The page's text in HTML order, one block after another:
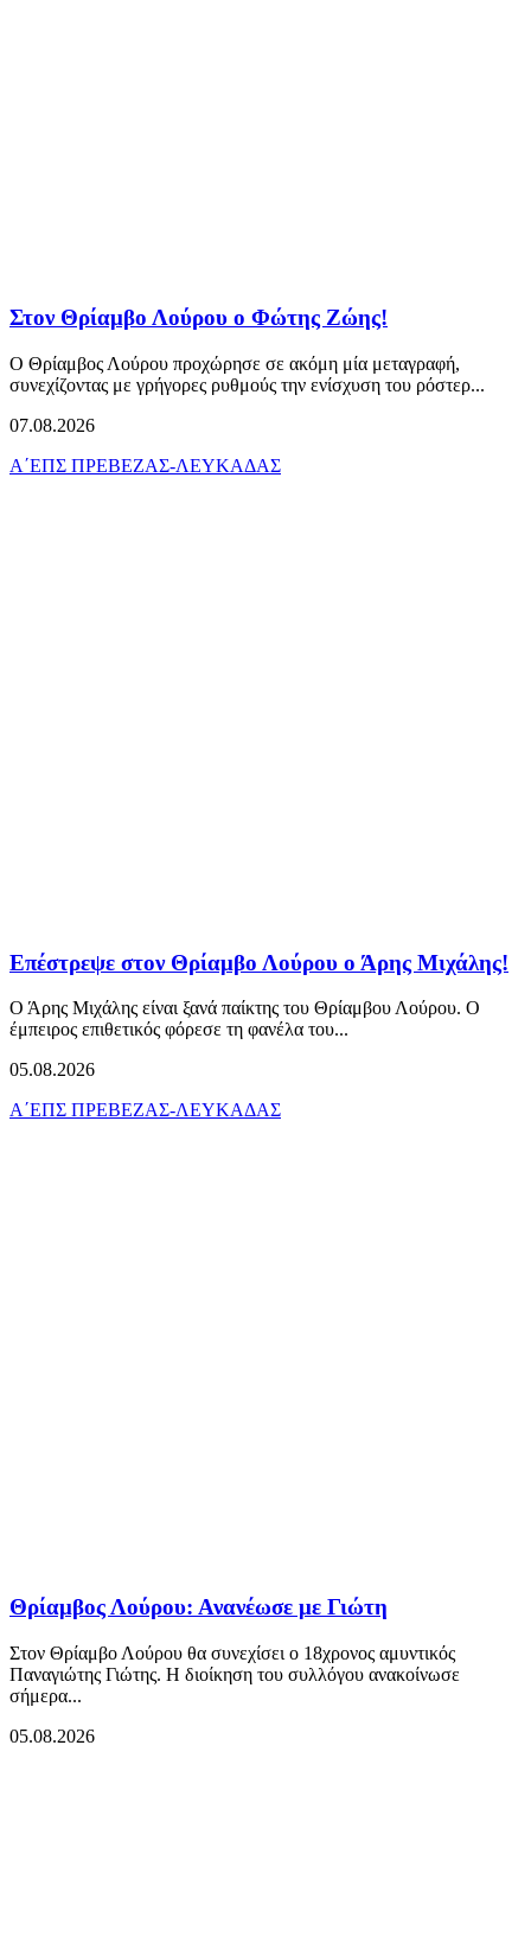
Στον Θρίαμβο Λούρου ο Φώτης Ζώης!
Ο Θρίαμβος Λούρου προχώρησε σε ακόμη μία μεταγραφή,
συνεχίζοντας με γρήγορες ρυθμούς την ενίσχυση του ρόστερ...
07.08.2026
Α΄ΕΠΣ ΠΡΕΒΕΖΑΣ-ΛΕΥΚΑΔΑΣ
Επέστρεψε στον Θρίαμβο Λούρου ο Άρης Μιχάλης!
Ο Άρης Μιχάλης είναι ξανά παίκτης του Θρίαμβου Λούρου. Ο
έμπειρος επιθετικός φόρεσε τη φανέλα του...
05.08.2026
Α΄ΕΠΣ ΠΡΕΒΕΖΑΣ-ΛΕΥΚΑΔΑΣ
Θρίαμβος Λούρου: Ανανέωσε με Γιώτη
Στον Θρίαμβο Λούρου θα συνεχίσει ο 18χρονος αμυντικός
Παναγιώτης Γιώτης. Η διοίκηση του συλλόγου ανακοίνωσε
σήμερα...
05.08.2026